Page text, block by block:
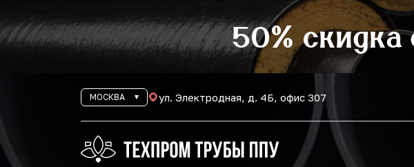
50%
МОСКВА ул. Электродная, д. 4Б, офис 307